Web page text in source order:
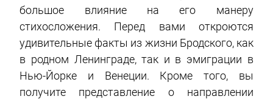
большое влияние на его манеру
стихосложения. Перед вами откроются
удивительные факты из жизни Бродского, как
в родном Ленинграде, так и в эмиграции в
Нью-Йорке и Венеции. Кроме того, вы
получите представление о направлении